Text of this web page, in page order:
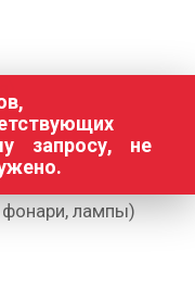
запросу, не
фонари, лампы)